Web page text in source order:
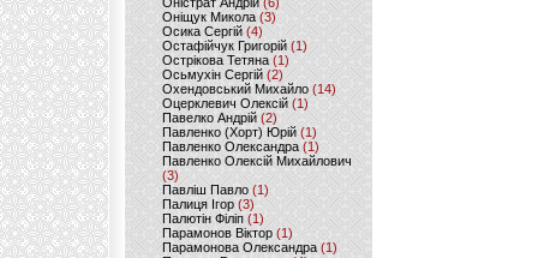
Оніщук Микола (3)
Осика Сергій(4)
Остафійчук Григорій(1)
Острікова Тетяна (1)
Осьмухін Сергій (2)
Охендовський Михайло (14)
Оцерклевич Олексій (1)
Павелко Андрій (2)
Павленко (Хорт) Юрій (1)
Павленко Олександра (1)
Павленко Олексій Михайлович
(3)
Павліш Павло(1)
Палиця Ігор (3)
Палютін Філіп(1)
Парамонов Віктор (1)
Парамонова Олександра(1)